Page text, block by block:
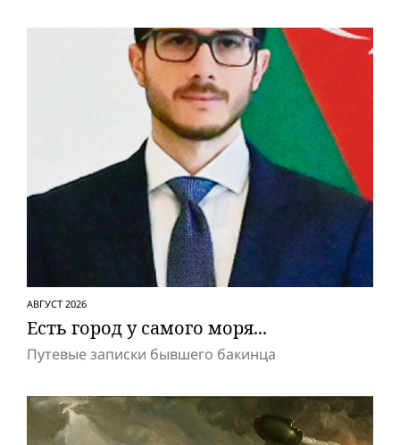
АВГУСТ 2026
Есть город у самого моря...
Путевые записки бывшего бакинца